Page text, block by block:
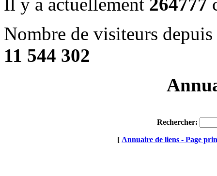
Nombre de visiteurs
11 544 302
Rechercher:
[ Annuaire de liens - Page